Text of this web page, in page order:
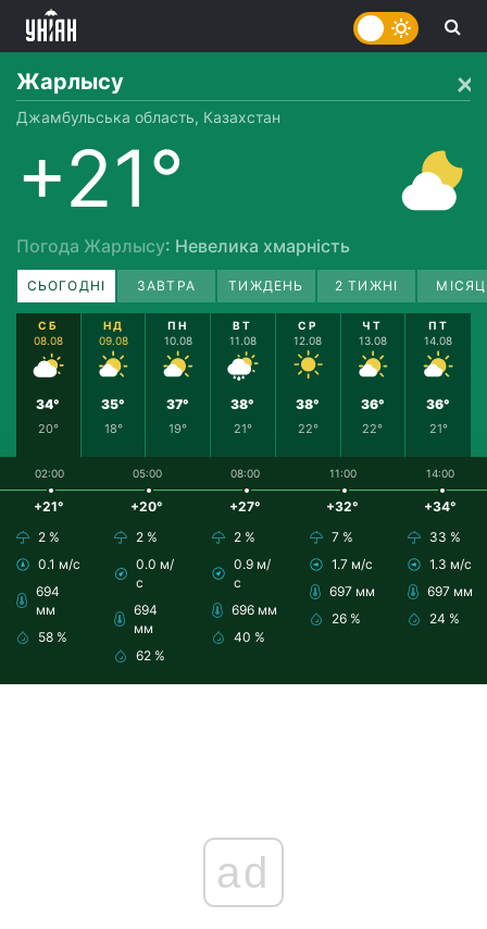
Жарлысу
Джамбульська область, Казахстан
+21°
Погода Жарлысу: Невелика хмарність
СЬОГОДНІ ЗАВТРА ТИЖДЕНЬ 2 ТИЖНІ
СБ
08.08
34°
20°
НД
09.08
35°
18°
ПН
10.08
37°
19°
ВТ
11.08
38°
21°
СР
12.08
38°
22°
ЧТ
13.08
36°
22°
ПТ
14.08
36°
21°
02:00
+21°
2 %
0.1 м/с
694
мм
58 %
05:00
+20°
2 %
0.0 м/
с
694
мм
62 %
08:00
+27°
2 %
0.9 м/
с
696 мм
40 %
11:00
+32°
7 %
1.7 м/с
697 мм
26 %
14:00
+34°
33 %
1.3 м/с
697 мм
24 %
ad